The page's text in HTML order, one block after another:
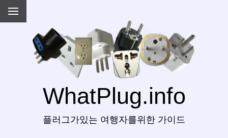
WhatPlug.info
플러그가있는 여행자를위한 가이드